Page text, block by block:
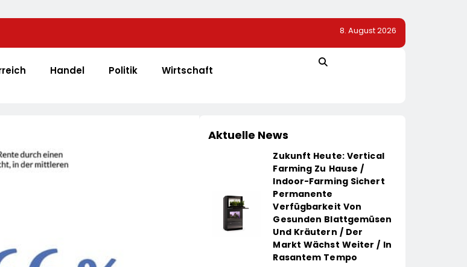
An Den Start
Alice Weidel: Rekord-Insolvenzen Sind Warnsignal –
Bundesregierung Verschärft Die Wirtschaftskrise
8. August 2026
Handel Politik Wirtschaft
Aktuelle News
Zukunft Heute: Vertical
Farming Zu Hause /
Indoor-Farming Sichert
Permanente
Verfügbarkeit Von
Gesunden Blattgemüsen
Und Kräutern / Der
Markt Wächst Weiter / In
Rasantem Tempo